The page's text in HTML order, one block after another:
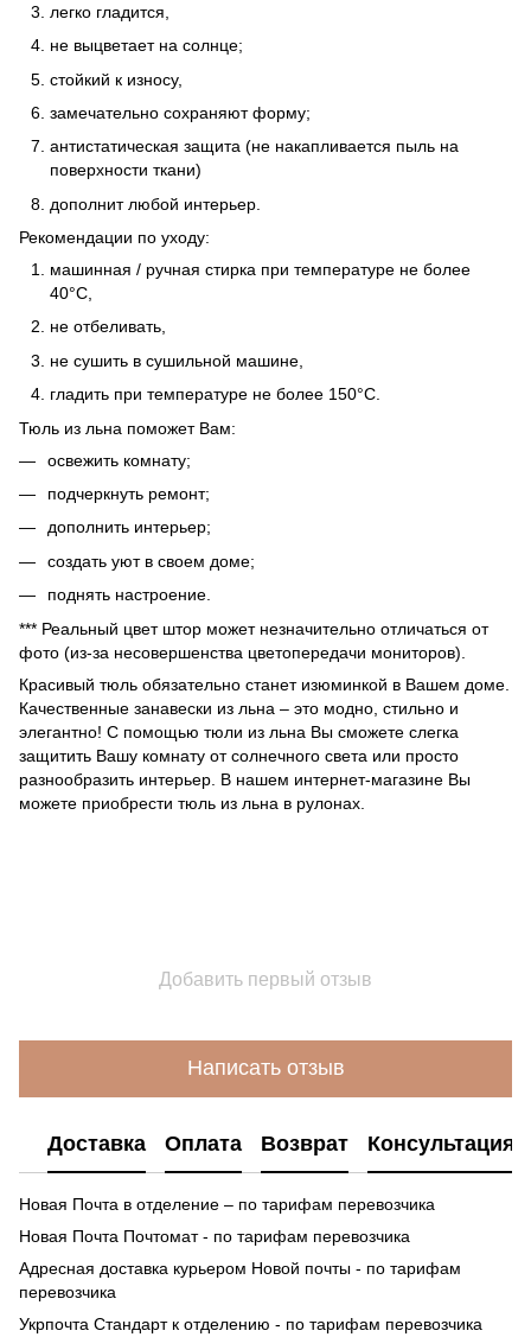
легко гладится,
не выцветает на солнце;
стойкий к износу,
замечательно сохраняют форму;
антистатическая защита (не накапливается пыль на
поверхности ткани)
дополнит любой интерьер.
Рекомендации по уходу:
машинная / ручная стирка при температуре не более
40°C,
не отбеливать,
не сушить в сушильной машине,
гладить при температуре не более 150°C.
Тюль из льна поможет Вам:
освежить комнату;
подчеркнуть ремонт;
дополнить интерьер;
создать уют в своем доме;
поднять настроение.
*** Реальный цвет штор может незначительно отличаться от
фото (из-за несовершенства цветопередачи мониторов).
Красивый тюль обязательно станет изюминкой в Вашем доме.
Качественные занавески из льна – это модно, стильно и
элегантно! С помощью тюли из льна Вы сможете слегка
защитить Вашу комнату от солнечного света или просто
разнообразить интерьер. В нашем интернет-магазине Вы
можете приобрести тюль из льна в рулонах.
Добавить первый отзыв
Написать отзыв
Доставка Оплата Возврат Консультация
Новая Почта в отделение – по тарифам перевозчика
Новая Почта Почтомат - по тарифам перевозчика
Адресная доставка курьером Новой почты - по тарифам
перевозчика
Укрпочта Стандарт к отделению - по тарифам перевозчика